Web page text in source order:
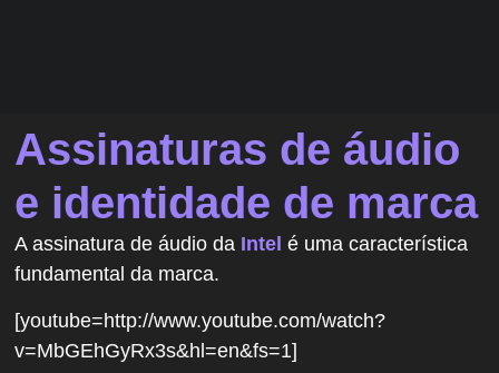
Assinaturas de áudio
e identidade de marca
A assinatura de áudio da Intel é uma característica
fundamental da marca.
[youtube=http://www.youtube.com/watch?
v=MbGEhGyRx3s&hl=en&fs=1]